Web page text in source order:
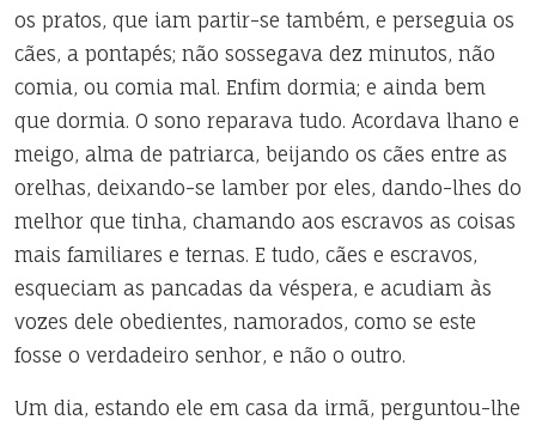
os pratos, que iam partir-se também, e perseguia os
cães, a pontapés; não sossegava dez minutos, não
comia, ou comia mal. Enfim dormia; e ainda bem
que dormia. O sono reparava tudo. Acordava lhano e
meigo, alma de patriarca, beijando os cães entre as
orelhas, deixando-se lamber por eles, dando-lhes do
melhor que tinha, chamando aos escravos as coisas
mais familiares e ternas. E tudo, cães e escravos,
esqueciam as pancadas da véspera, e acudiam às
vozes dele obedientes, namorados, como se este
fosse o verdadeiro senhor, e não o outro.
Um dia, estando ele em casa da irmã, perguntou-lhe